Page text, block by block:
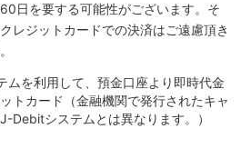
日を要する可能性がございます。そ
レジットカードでの決済はご遠慮頂き
ムを利用して、預金口座より即時代金
トカード（金融機関で発行されたキャ
Debitシステムとは異なります。）